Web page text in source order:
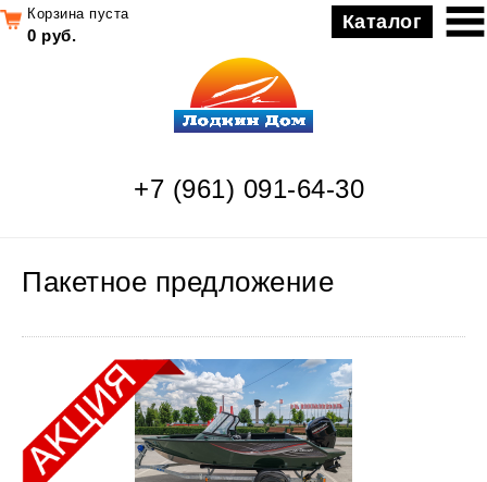
+7 (961) 091-64-30
Пакетное предложение
Корзина пуста
0 руб.
Каталог